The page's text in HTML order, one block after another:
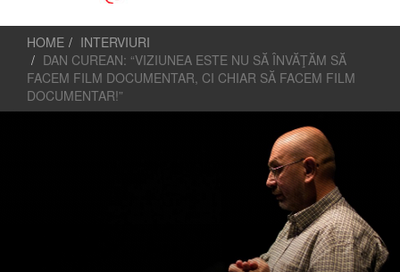
HOME
INTERVIURI
DAN CUREAN: “VIZIUNEA ESTE NU SĂ ÎNVĂŢĂM SĂ
FACEM FILM DOCUMENTAR, CI CHIAR SĂ FACEM FILM
DOCUMENTAR!”